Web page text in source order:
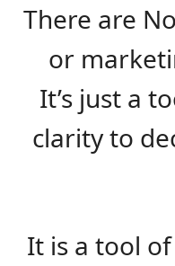
There are
or
It’s just a
clarity to
It is a tool